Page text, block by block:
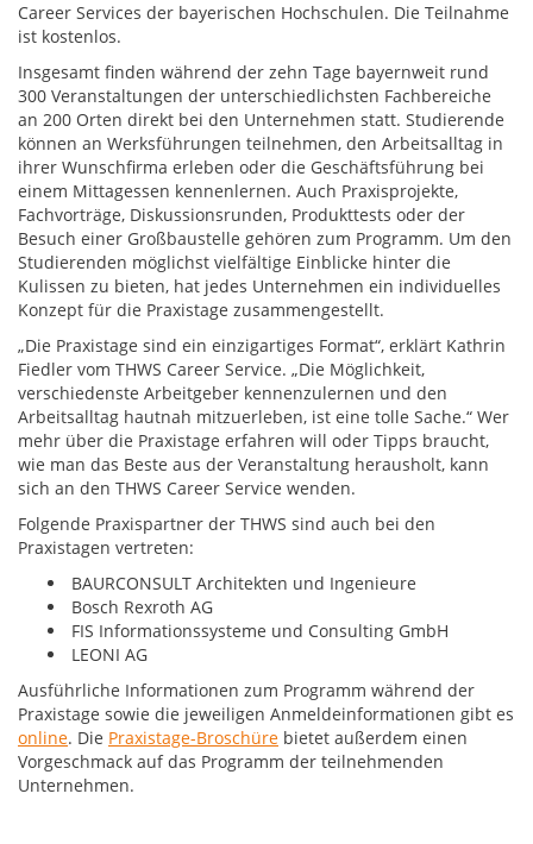
Career Services der bayerischen Hochschulen. Die Teilnahme
ist kostenlos.
Insgesamt finden während der zehn Tage bayernweit rund
300 Veranstaltungen der unterschiedlichsten Fachbereiche
an 200 Orten direkt bei den Unternehmen statt. Studierende
können an Werksführungen teilnehmen, den Arbeitsalltag in
ihrer Wunschfirma erleben oder die Geschäftsführung bei
einem Mittagessen kennenlernen. Auch Praxisprojekte,
Fachvorträge, Diskussionsrunden, Produkttests oder der
Besuch einer Großbaustelle gehören zum Programm. Um den
Studierenden möglichst vielfältige Einblicke hinter die
Kulissen zu bieten, hat jedes Unternehmen ein individuelles
Konzept für die Praxistage zusammengestellt.
„Die Praxistage sind ein einzigartiges Format“, erklärt Kathrin
Fiedler vom THWS Career Service. „Die Möglichkeit,
verschiedenste Arbeitgeber kennenzulernen und den
Arbeitsalltag hautnah mitzuerleben, ist eine tolle Sache.“ Wer
mehr über die Praxistage erfahren will oder Tipps braucht,
wie man das Beste aus der Veranstaltung herausholt, kann
sich an den THWS Career Service wenden.
Folgende Praxispartner der THWS sind auch bei den
Praxistagen vertreten:
BAURCONSULT Architekten und Ingenieure
Bosch Rexroth AG
FIS Informationssysteme und Consulting GmbH
LEONI AG
Ausführliche Informationen zum Programm während der
Praxistage sowie die jeweiligen Anmeldeinformationen gibt es
online. Die Praxistage-Broschüre bietet außerdem einen
Vorgeschmack auf das Programm der teilnehmenden
Unternehmen.